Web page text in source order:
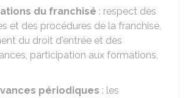
du franchisé : respect des
et des procédures de la franchise,
du droit d'entrée et des
participation aux formations,
périodiques : les